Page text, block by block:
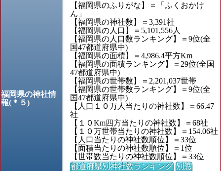
福岡県の神社情
報(＊５)
【福岡県のふりがな】＝「ふくおかけ
ん」
【福岡県の神社数】＝3,391社
【福岡県の人口】＝5,101,556人
【福岡県の人口数ランキング】＝9位(全
国47都道府県中)
【福岡県の面積】＝4,986.4平方Km
【福岡県の面積ランキング】＝29位(全国
47都道府県中)
【福岡県の世帯数】＝2,201,037世帯
【福岡県の世帯数ランキング】＝9位(全
国47都道府県中)
【人口１０万人当たりの神社数】＝66.47
社
【１０Km四方当たりの神社数】＝68社
【１０万世帯当たりの神社数】＝154.06社
【人口当たりの神社数順位】＝33位
【面積当たりの神社数順位】＝1位
【世帯数当たりの神社数順位】＝33位
都道府県別神社数ランキング 別窓